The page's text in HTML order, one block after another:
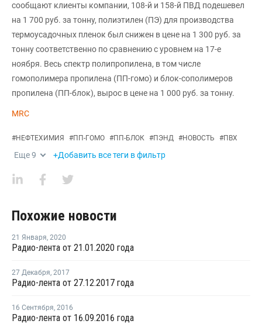
сообщают клиенты компании, 108-й и 158-й ПВД подешевел
на 1 700 руб. за тонну, полиэтилен (ПЭ) для производства
термоусадочных пленок был снижен в цене на 1 300 руб. за
тонну соответственно по сравнению с уровнем на 17-е
ноября. Весь спектр полипропилена, в том числе
гомополимера пропилена (ПП-гомо) и блок-сополимеров
пропилена (ПП-блок), вырос в цене на 1 000 руб. за тонну.
MRC
#НЕФТЕХИМИЯ #ПП-ГОМО #ПП-БЛОК #ПЭНД #НОВОСТЬ #ПВХ
Еще9 +Добавить все теги в фильтр
Похожие новости
21 Января, 2020
Радио-лента от 21.01.2020 года
27 Декабря, 2017
Радио-лента от 27.12.2017 года
16 Сентября, 2016
Радио-лента от 16.09.2016 года